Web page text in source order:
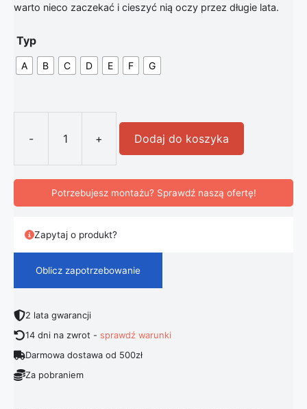
warto nieco zaczekać i cieszyć nią oczy przez długie lata.
Typ
A B C D E F G
-
ilość Klasyczna Lampa Ścienna
+ Dodaj do koszyka
Potrzebujesz montażu? Sprawdź naszą ofertę!
Zapytaj o produkt?
Oblicz zapotrzebowanie
2 lata gwarancji
14 dni na zwrot -sprawdź warunki
Darmowa dostawa od 500zł
Za pobraniem